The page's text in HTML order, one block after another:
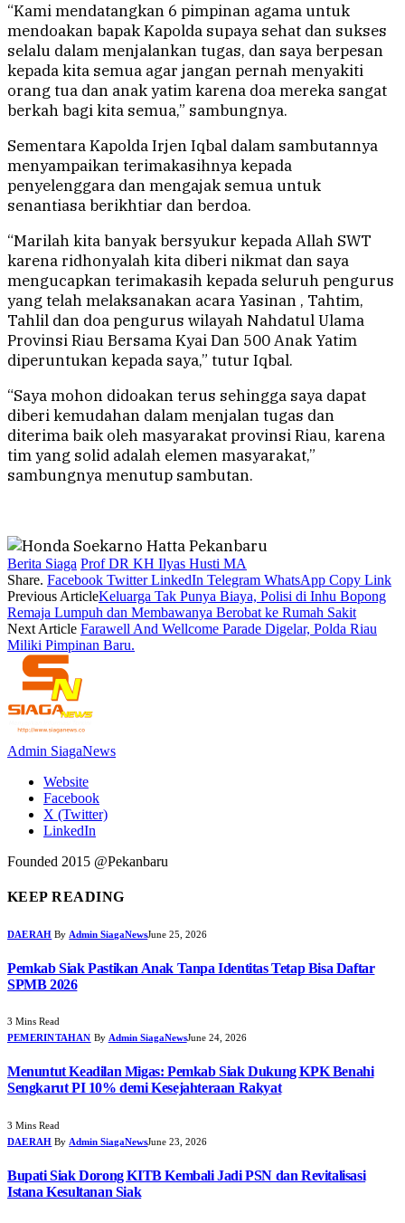
“Kami mendatangkan 6 pimpinan agama untuk
mendoakan bapak Kapolda supaya sehat dan sukses
selalu dalam menjalankan tugas, dan saya berpesan
kepada kita semua agar jangan pernah menyakiti
orang tua dan anak yatim karena doa mereka sangat
berkah bagi kita semua,” sambungnya.
Sementara Kapolda Irjen Iqbal dalam sambutannya
menyampaikan terimakasihnya kepada
penyelenggara dan mengajak semua untuk
senantiasa berikhtiar dan berdoa.
“Marilah kita banyak bersyukur kepada Allah SWT
karena ridhonyalah kita diberi nikmat dan saya
mengucapkan terimakasih kepada seluruh pengurus
yang telah melaksanakan acara Yasinan , Tahtim,
Tahlil dan doa pengurus wilayah Nahdatul Ulama
Provinsi Riau Bersama Kyai Dan 500 Anak Yatim
diperuntukan kepada saya,” tutur Iqbal.
“Saya mohon didoakan terus sehingga saya dapat
diberi kemudahan dalam menjalan tugas dan
diterima baik oleh masyarakat provinsi Riau, karena
tim yang solid adalah elemen masyarakat,”
sambungnya menutup sambutan.
Berita Siaga Prof DR KH Ilyas Husti MA
Share. Facebook Twitter LinkedIn Telegram WhatsApp Copy Link
Previous ArticleKeluarga Tak Punya Biaya, Polisi di Inhu Bopong
Remaja Lumpuh dan Membawanya Berobat ke Rumah Sakit
Next Article Farawell And Wellcome Parade Digelar, Polda Riau
Miliki Pimpinan Baru.
Admin SiagaNews
Website
Facebook
X (Twitter)
LinkedIn
Founded 2015 @Pekanbaru
KEEP READING
DAERAH By Admin SiagaNewsJune 25, 2026
Pemkab Siak Pastikan Anak Tanpa Identitas Tetap Bisa Daftar
SPMB 2026
3 Mins Read
PEMERINTAHAN By Admin SiagaNewsJune 24, 2026
Menuntut Keadilan Migas: Pemkab Siak Dukung KPK Benahi
Sengkarut PI 10% demi Kesejahteraan Rakyat
3 Mins Read
DAERAH By Admin SiagaNewsJune 23, 2026
Bupati Siak Dorong KITB Kembali Jadi PSN dan Revitalisasi
Istana Kesultanan Siak